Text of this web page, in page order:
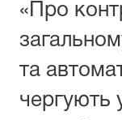
«Про
та
чергують